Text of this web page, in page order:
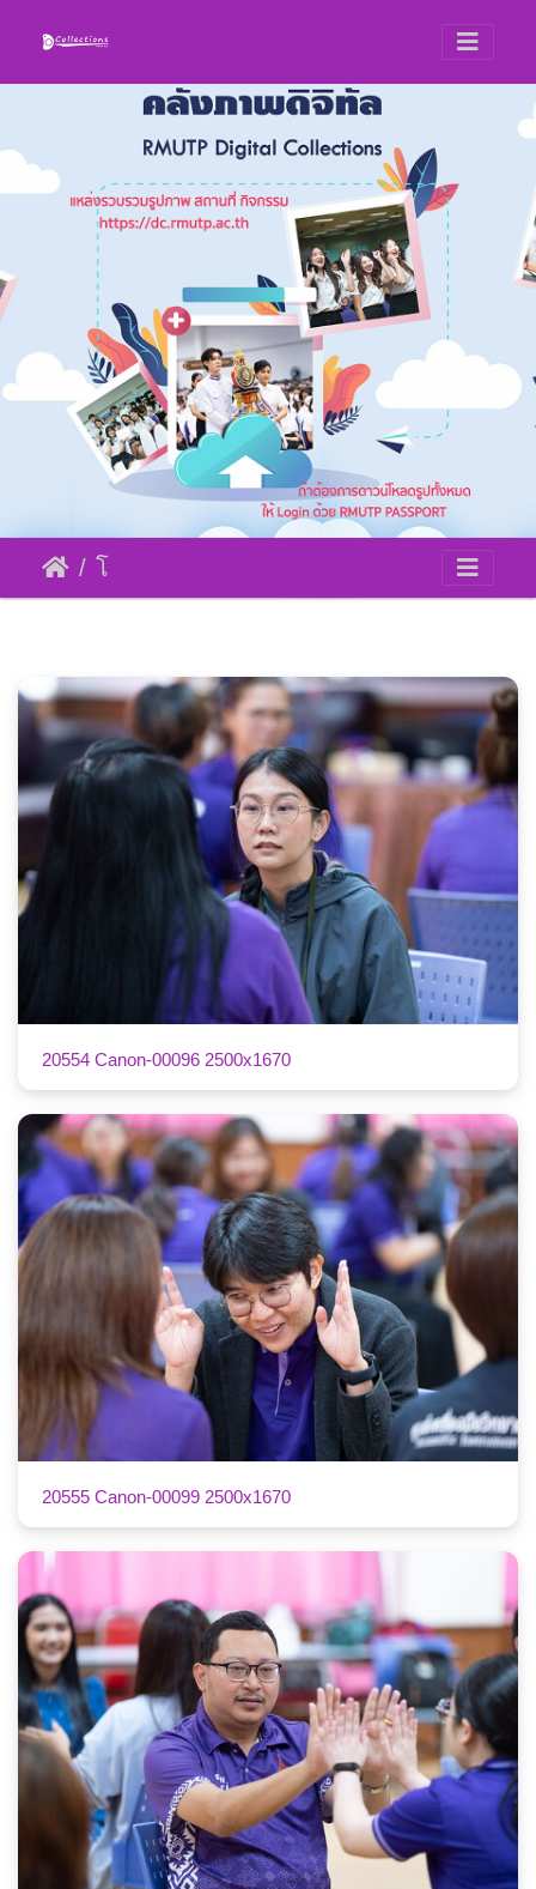
โครงการปฐมนิเทศบุคลากรสายสนับสนุนบรรจุใหม่ 17 ธันวาคม 67
20554 Canon-00096 2500x1670
20555 Canon-00099 2500x1670